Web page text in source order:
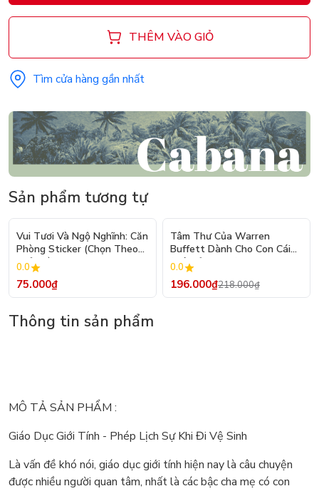
THÊM VÀO GIỎ
Tìm cửa hàng gần nhất
Sản phẩm tương tự
Vui Tươi Và Ngộ Nghĩnh: Căn
Phòng Sticker (Chọn Theo
Chủ Đề) - Hơn 250 Sticker
0.0
75.000₫
Tâm Thư Của Warren
Buffett Dành Cho Con Cái
(Tái Bản 2026)
0.0
196.000₫218.000₫
Thông tin sản phẩm
MÔ TẢ SẢN PHẨM :
Giáo Dục Giới Tính - Phép Lịch Sự Khi Đi Vệ Sinh
Là vấn đề khó nói, giáo dục giới tính hiện nay là câu chuyện
được nhiều người quan tâm, nhất là các bậc cha mẹ có con